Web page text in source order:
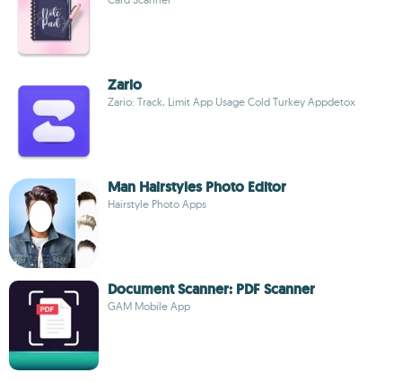
Zario
Zario: Track, Limit App Usage Cold Turkey Appdetox
Man Hairstyles Photo Editor
Hairstyle Photo Apps
Document Scanner: PDF Scanner
GAM Mobile App